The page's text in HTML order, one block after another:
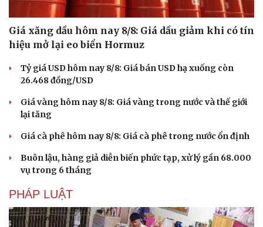
Giá xăng dầu hôm nay 8/8: Giá dầu giảm khi có tín
hiệu mở lại eo biển Hormuz
Tỷ giá USD hôm nay 8/8: Giá bán USD hạ xuống còn
26.468 đồng/USD
Giá vàng hôm nay 8/8: Giá vàng trong nước và thế giới
lại tăng
Giá cà phê hôm nay 8/8: Giá cà phê trong nước ổn định
Buôn lậu, hàng giả diễn biến phức tạp, xử lý gần 68.000
vụ trong 6 tháng
PHÁP LUẬT